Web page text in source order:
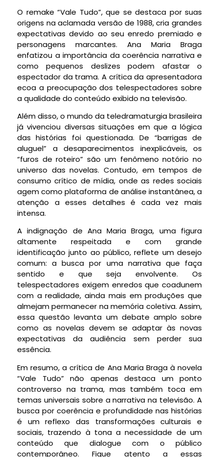
O remake “Vale Tudo”, que se destaca por suas
origens na aclamada versão de 1988, cria grandes
expectativas devido ao seu enredo premiado e
personagens marcantes. Ana Maria Braga
enfatizou a importância da coerência narrativa e
como pequenos deslizes podem afastar o
espectador da trama. A crítica da apresentadora
ecoa a preocupação dos telespectadores sobre
a qualidade do conteúdo exibido na televisão.
Além disso, o mundo da teledramaturgia brasileira
já vivenciou diversas situações em que a lógica
das histórias foi questionada. De “barrigas de
aluguel” a desaparecimentos inexplicáveis, os
“furos de roteiro” são um fenômeno notório no
universo das novelas. Contudo, em tempos de
consumo crítico de mídia, onde as redes sociais
agem como plataforma de análise instantânea, a
atenção a esses detalhes é cada vez mais
intensa.
A indignação de Ana Maria Braga, uma figura
altamente respeitada e com grande
identificação junto ao público, reflete um desejo
comum: a busca por uma narrativa que faça
sentido e que seja envolvente. Os
telespectadores exigem enredos que coadunem
com a realidade, ainda mais em produções que
almejam permanecer na memória coletiva. Assim,
essa questão levanta um debate amplo sobre
como as novelas devem se adaptar às novas
expectativas da audiência sem perder sua
essência.
Em resumo, a crítica de Ana Maria Braga à novela
“Vale Tudo” não apenas destaca um ponto
controverso na trama, mas também toca em
temas universais sobre a narrativa na televisão. A
busca por coerência e profundidade nas histórias
é um reflexo das transformações culturais e
sociais, trazendo à tona a necessidade de um
conteúdo que dialogue com o público
contemporâneo. Fique atento a essas